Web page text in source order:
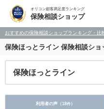
オリコン顧客満足度ランキング
保険相談ショップ
おすすめの保険相談ショップランキング・比
保険ほっとライン 保険相談ショ
保険ほっとライン
利用者の声（18件）